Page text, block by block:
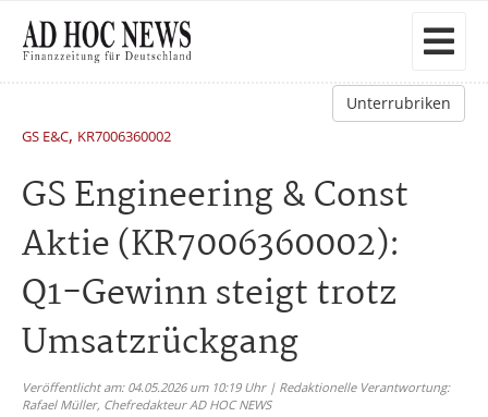
Unterrubriken
GS E&C, KR7006360002
GS Engineering & Const
Aktie (KR7006360002):
Q1-Gewinn steigt trotz
Umsatzrückgang
Veröffentlicht am: 04.05.2026 um 10:19 Uhr | Redaktionelle Verantwortung:
Rafael Müller, Chefredakteur AD HOC NEWS